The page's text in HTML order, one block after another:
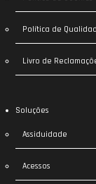
Política de
Livro de
Soluções
Assiduidade
Acessos